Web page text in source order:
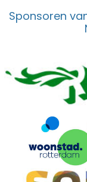
Sponsoren